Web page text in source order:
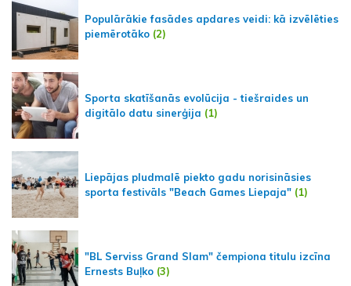
Populārākie fasādes apdares veidi: kā izvēlēties
piemērotāko (2)
Sporta skatīšanās evolūcija - tiešraides un
digitālo datu sinerģija (1)
Liepājas pludmalē piekto gadu norisināsies
sporta festivāls "Beach Games Liepaja" (1)
"BL Serviss Grand Slam" čempiona titulu izcīna
Ernests Buļko (3)